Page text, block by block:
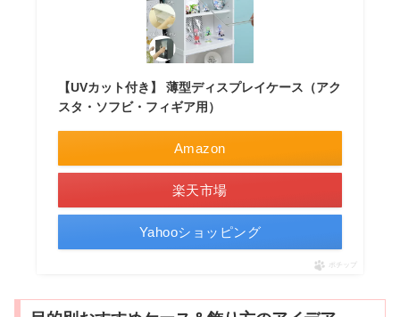
【UVカット付き】 薄型ディスプレイケース（アク
スタ・ソフビ・フィギア用）
Amazon
楽天市場
Yahooショッピング
ポチップ